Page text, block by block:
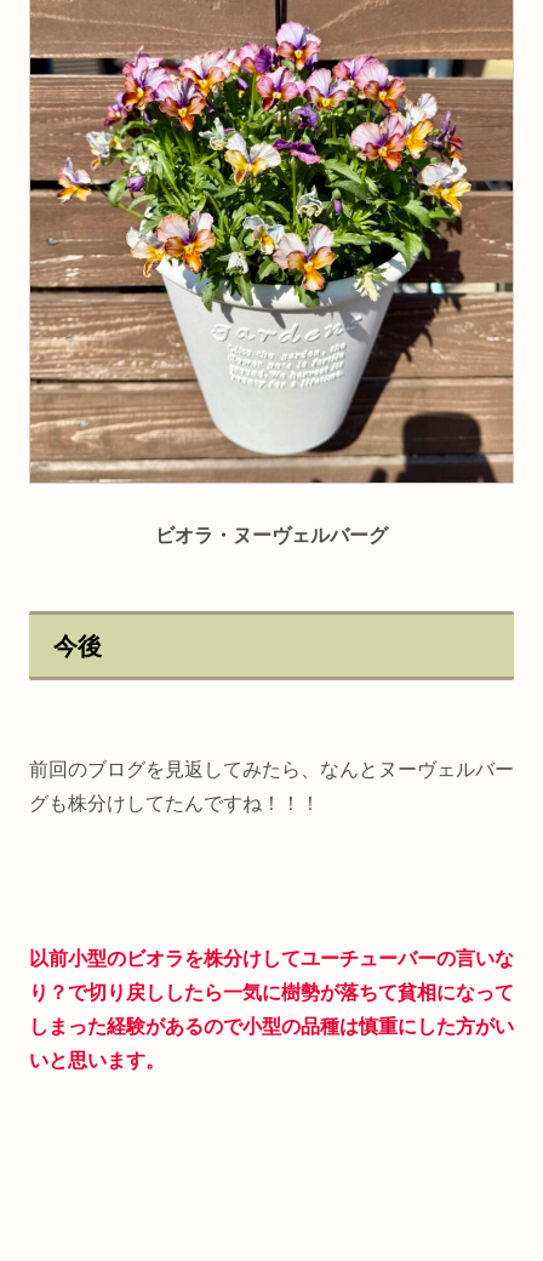
ビオラ・ヌーヴェルバーグ
今後
前回のブログを見返してみたら、なんとヌーヴェルバー
グも株分けしてたんですね！！！
以前小型のビオラを株分けしてユーチューバーの言いな
り？で切り戻ししたら一気に樹勢が落ちて貧相になって
しまった経験があるので小型の品種は慎重にした方がい
いと思います。